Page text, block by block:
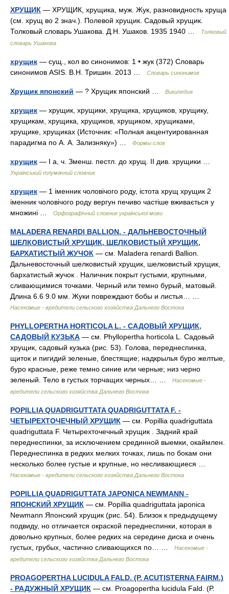
ХРУЩИК — ХРУЩИК, хрущика, муж. Жук, разновидность хруща
(см. хрущ во 2 знач.). Полевой хрущик. Садовый хрущик.
Толковый словарь Ушакова. Д.Н. Ушаков. 1935 1940 …
Толковый
словарь Ушакова
хрущик — сущ., кол во синонимов: 1 • жук (372) Словарь
синонимов ASIS. В.Н. Тришин. 2013 …
Словарь синонимов
Хрущик японский — ? Хрущик японский … Википедия
хрущик — хрущик, хрущики, хрущика, хрущиков, хрущику,
хрущикам, хрущика, хрущиков, хрущиком, хрущиками,
хрущике, хрущиках (Источник: «Полная акцентуированная
парадигма по А. А. Зализняку») …
Формы слов
хрущик — I а, ч. Зменш. пестл. до хрущ. II див. хрущики …
Український тлумачний словник
хрущик — 1 іменник чоловічого роду, істота хрущ хрущик 2
іменник чоловічого роду вергун печиво частіше вживається у
множині …
Орфографічний словник української мови
MALADERA RENARDI BALLION. - ДАЛЬНЕВОСТОЧНЫЙ
ШЕЛКОВИСТЫЙ ХРУЩИК, ШЕЛКОВИСТЫЙ ХРУЩИК,
БАРХАТИСТЫЙ ЖУЧОК — см. Maladera renardi Ballion.
Дальневосточный шелковистый хрущик, шелковистый хрущик,
бархатистый жучок . Наличник покрыт густыми, крупными,
сливающимися точками. Черный или темно бурый, матовый.
Длина 6.6 9.0 мм. Жуки повреждают бобы и листья… …
Насекомые - вредители сельского хозяйства Дальнего Востока
PHYLLOPERTHA HORTICOLA L. - САДОВЫЙ ХРУЩИК,
САДОВЫЙ КУЗЬКА — см. Phyllopertha horticola L. Садовый
хрущик, садовый кузька (рис. 53). Голова, переднеспинка,
щиток и пигидий зеленые, блестящие; надкрылья буро желтые,
буро красные, реже темно синие или черные; низ черно
зеленый. Тело в густых торчащих черных… …
Насекомые -
вредители сельского хозяйства Дальнего Востока
POPILLIA QUADRIGUTTATA QUADRIGUTTATA F. -
ЧЕТЫРЕХТОЧЕЧНЫЙ ХРУЩИК — см. Popillia quadriguttata
quadriguttata F. Четырехточечный хрущик . Задний край
переднеспинки, за исключением срединной выемки, окаймлен.
Переднеспинка в редких мелких точках, лишь по бокам они
несколько более густые и крупные, но несливающиеся …
Насекомые - вредители сельского хозяйства Дальнего Востока
POPILLIA QUADRIGUTTATA JAPONICA NEWMANN -
ЯПОНСКИЙ ХРУЩИК — см. Popillia quadriguttata japonica
Newmann Японский хрущик (рис. 54). Близок к предыдущему
подвиду, но отличается окраской переднеспинки, которая в
довольно крупных, более редких на середине диска и очень
густых, грубых, частично сливающихся по… …
Насекомые -
вредители сельского хозяйства Дальнего Востока
PROAGOPERTHA LUCIDULA FALD. (P. ACUTISTERNA FAIRM.)
- РАДУЖНЫЙ ХРУЩИК — см. Proagopertha lucidula Fald. (P.